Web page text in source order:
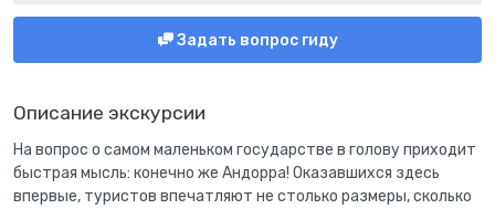
Описание экскурсии
На вопрос о самом маленьком государстве в голову приходит
быстрая мысль: конечно же Андорра! Оказавшихся здесь
впервые, туристов впечатляют не столько размеры, сколько
Задать вопрос гиду